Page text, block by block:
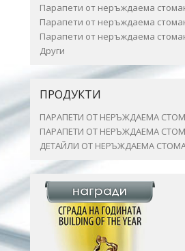
Парапети от неръждаема
Парапети от неръждаема
Парапети от неръждаема
Други
ПРОДУКТИ
ПАРАПЕТИ ОТ НЕРЪЖДАЕМА
ПАРАПЕТИ ОТ НЕРЪЖДАЕМА
ДЕТАЙЛИ ОТ НЕРЪЖДАЕМА